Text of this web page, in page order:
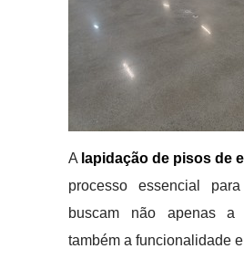
A lapidação de pisos de
processo essencial
buscam não apenas a
também a funcionalidade